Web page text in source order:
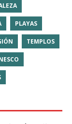
PLAYAS
TEMPLOS